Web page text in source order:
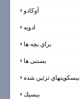
آوکادو
ادويه
براي بچه ها
بستنی ها
بيسكويتهاي تزئين شده
بيسيك